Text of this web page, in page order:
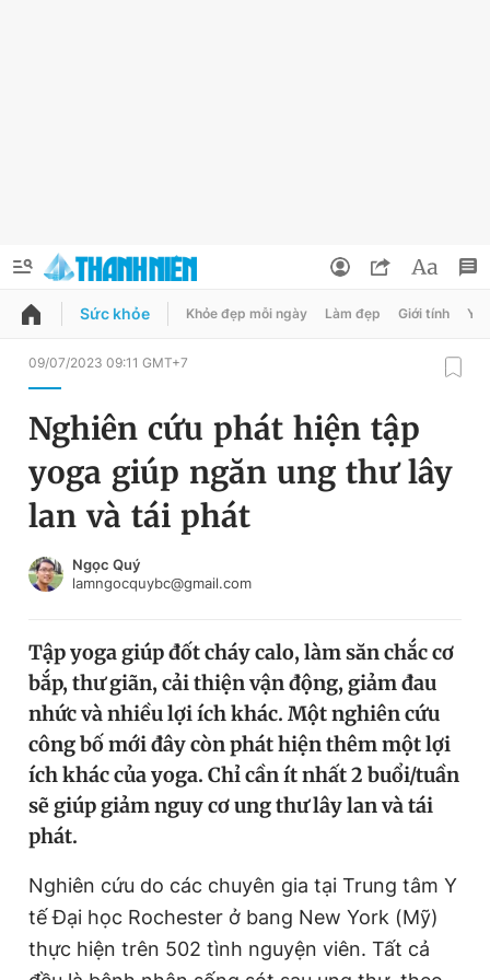
QUẢNG CÁO ĐẶT BÁO
Chuyên mục khác
Chào ngày mới
Video Magazine
Sản phẩm khác
Tiện ích Bạn cần biết
Thông tin tòa soạn Liên hệ quảng cáo
Đổi mật khẩu
Tin đã lưu
Đăng xuất
Sức khỏe Khỏe đẹp mỗi ngày Làm đẹp Giới tính Y
09/07/2023 09:11 GMT+7
Nghiên cứu phát hiện tập
yoga giúp ngăn ung thư lây
lan và tái phát
Ngọc Quý
lamngocquybc@gmail.com
Tập yoga giúp đốt cháy calo, làm săn chắc cơ
bắp, thư giãn, cải thiện vận động, giảm đau
nhức và nhiều lợi ích khác. Một nghiên cứu
công bố mới đây còn phát hiện thêm một lợi
ích khác của yoga. Chỉ cần ít nhất 2 buổi/tuần
sẽ giúp giảm nguy cơ ung thư lây lan và tái
phát.
Nghiên cứu do các chuyên gia tại Trung tâm Y
tế Đại học Rochester ở bang New York (Mỹ)
thực hiện trên 502 tình nguyện viên. Tất cả